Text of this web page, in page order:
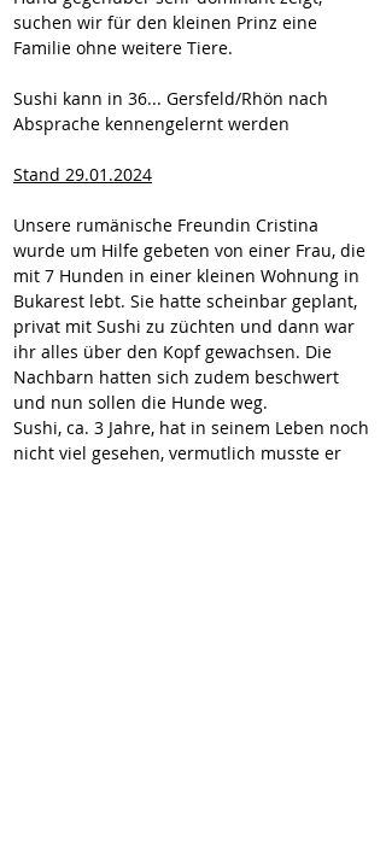
suchen wir für den kleinen Prinz eine
Familie ohne weitere Tiere.
Sushi kann in 36... Gersfeld/Rhön nach
Absprache kennengelernt werden
Stand 29.01.2024
Unsere rumänische Freundin Cristina
wurde um Hilfe gebeten von einer Frau, die
mit 7 Hunden in einer kleinen Wohnung in
Bukarest lebt. Sie hatte scheinbar geplant,
privat mit Sushi zu züchten und dann war
ihr alles über den Kopf gewachsen. Die
Nachbarn hatten sich zudem beschwert
und nun sollen die Hunde weg.
Sushi, ca. 3 Jahre, hat in seinem Leben noch
nicht viel gesehen, vermutlich musste er